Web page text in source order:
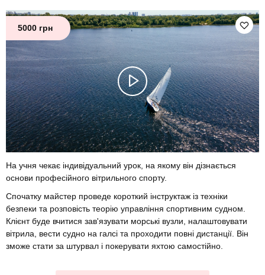
5000 грн
На учня чекає індивідуальний урок, на якому він дізнається
основи професійного вітрильного спорту.
Спочатку майстер проведе короткий інструктаж із техніки
безпеки та розповість теорію управління спортивним судном.
Клієнт буде вчитися зав'язувати морські вузли, налаштовувати
вітрила, вести судно на галсі та проходити повні дистанції. Він
зможе стати за штурвал і покерувати яхтою самостійно.